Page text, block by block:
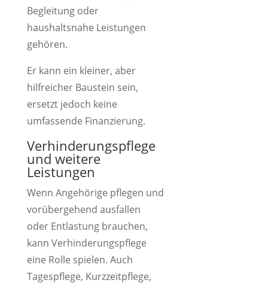
Begleitung oder
haushaltsnahe Leistungen
gehören.
Er kann ein kleiner, aber
hilfreicher Baustein sein,
ersetzt jedoch keine
umfassende Finanzierung.
Verhinderungspflege
und weitere
Leistungen
Wenn Angehörige pflegen und
vorübergehend ausfallen
oder Entlastung brauchen,
kann Verhinderungspflege
eine Rolle spielen. Auch
Tagespflege, Kurzzeitpflege,